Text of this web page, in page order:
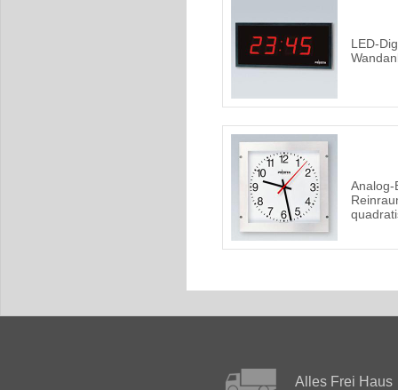
LED-
Analog-
Alles Frei Haus